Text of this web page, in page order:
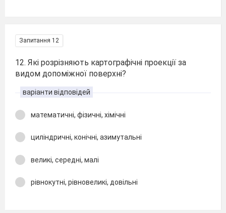
Запитання 12
12. Які розрізняють картографічні проекції за
видом допоміжної поверхні?
варіанти відповідей
математичні, фізичні, хімічні
циліндричні, конічні, азимутальні
великі, середні, малі
рівнокутні, рівновеликі, довільні